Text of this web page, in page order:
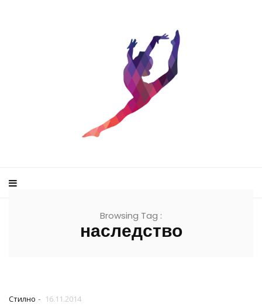
Browsing Tag :
наследство
Стилно - 16.11.2014